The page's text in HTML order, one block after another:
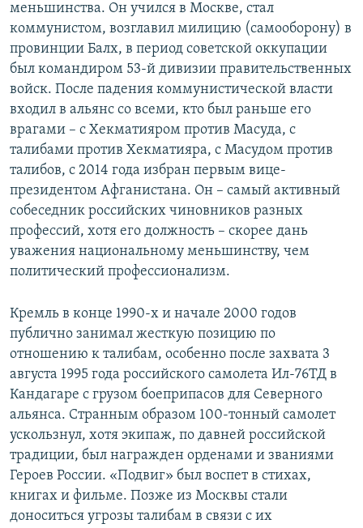
меньшинства. Он учился в Москве, стал
коммунистом, возглавил милицию (самооборону) в
провинции Балх, в период советской оккупации
был командиром 53-й дивизии правительственных
войск. После падения коммунистической власти
входил в альянс со всеми, кто был раньше его
врагами – с Хекматияром против Масуда, с
талибами против Хекматияра, с Масудом против
талибов, с 2014 года избран первым вице-
президентом Афганистана. Он – самый активный
собеседник российских чиновников разных
профессий, хотя его должность – скорее дань
уважения национальному меньшинству, чем
политический профессионализм.
Кремль в конце 1990-х и начале 2000 годов
публично занимал жесткую позицию по
отношению к талибам, особенно после захвата 3
августа 1995 года российского самолета Ил-76ТД в
Кандагаре с грузом боеприпасов для Северного
альянса. Странным образом 100-тонный самолет
ускользнул, хотя экипаж, по давней российской
традиции, был награжден орденами и званиями
Героев России. «Подвиг» был воспет в стихах,
книгах и фильме. Позже из Москвы стали
доноситься угрозы талибам в связи с их